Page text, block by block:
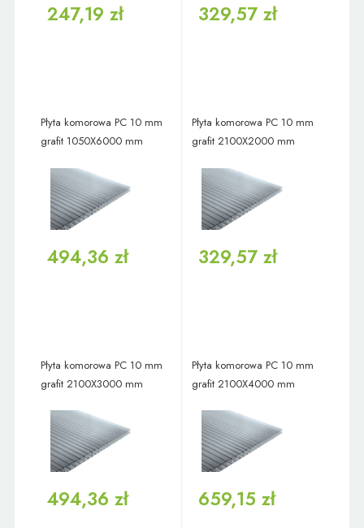
247,19 zł 329,57 zł
Płyta komorowa PC 10 mm
grafit 1050X6000 mm
494,36 zł
Płyta komorowa PC 10 mm
grafit 2100X2000 mm
329,57 zł
Płyta komorowa PC 10 mm
grafit 2100X3000 mm
494,36 zł
Płyta komorowa PC 10 mm
grafit 2100X4000 mm
659,15 zł